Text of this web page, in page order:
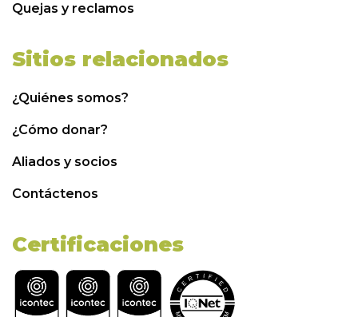
Quejas y reclamos
Sitios relacionados
¿Quiénes somos?
¿Cómo donar?
Aliados y socios
Contáctenos
Certificaciones